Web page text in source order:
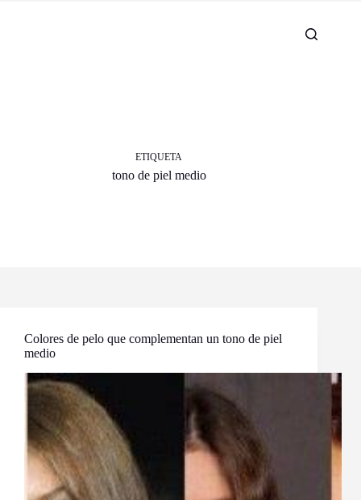
ETIQUETA
tono de piel medio
Colores de pelo que complementan un tono de piel
medio